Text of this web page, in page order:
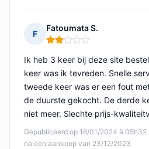
F
Fatoumata S.
Opmerking: 2 van 5
Gepubliceerd op 16/01/2024 à 05h32
na een aankoop van 23/12/2023
Ik heb 3 keer bij deze site
keer was ik tevreden. Snelle
tweede keer was er een fout
de duurste gekocht. De derde
niet meer. Slechte prijs-